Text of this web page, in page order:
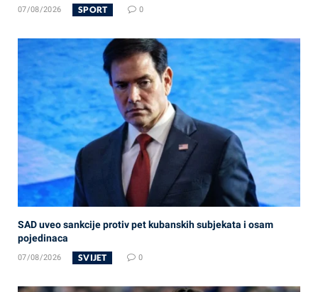
07/08/2026 SPORT 0
SAD uveo sankcije protiv pet kubanskih subjekata i osam
pojedinaca
07/08/2026 SVIJET 0